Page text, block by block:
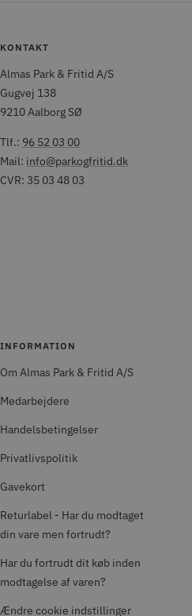
KONTAKT
Almas Park & Fritid A/S
Gugvej 138
9210 Aalborg SØ
Tlf.: 96 52 03 00
Mail: info@parkogfritid.dk
CVR: 35 03 48 03
INFORMATION
Om Almas Park & Fritid A/S
Medarbejdere
Handelsbetingelser
Privatlivspolitik
Gavekort
Returlabel - Har du modtaget
din vare men fortrudt?
Har du fortrudt dit køb inden
modtagelse af varen?
Ændre cookie indstillinger